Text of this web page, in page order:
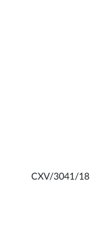
CXV/3041/18